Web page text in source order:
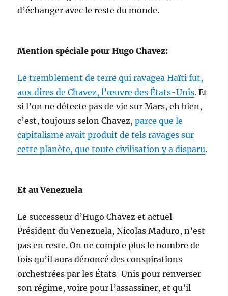
d’échanger avec le reste du monde.
Mention spéciale pour Hugo Chavez:
Le tremblement de terre qui ravagea Haïti fut,
aux dires de Chavez, l’œuvre des États-Unis. Et
si l’on ne détecte pas de vie sur Mars, eh bien,
c’est, toujours selon Chavez,parce que le
capitalisme avait produit de tels ravages sur
cette planète, que toute civilisation y a disparu.
Et au Venezuela
Le successeur d’Hugo Chavez et actuel
Président du Venezuela, Nicolas Maduro, n’est
pas en reste. On ne compte plus le nombre de
fois qu’il aura dénoncé des conspirations
orchestrées par les États-Unis pour renverser
son régime, voire pour l’assassiner, et qu’il